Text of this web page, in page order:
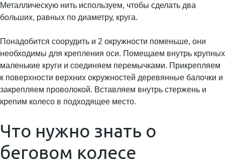
Металлическую нить используем, чтобы сделать два
больших, равных по диаметру, круга.
Понадобится соорудить и 2 окружности поменьше, они
необходимы для крепления оси. Помещаем внутрь крупных
маленькие круги и соединяем перемычками. Прикрепляем
к поверхности верхних окружностей деревянные балочки и
закрепляем проволокой. Вставляем внутрь стержень и
крепим колесо в подходящее место.
Что нужно знать о
беговом колесе